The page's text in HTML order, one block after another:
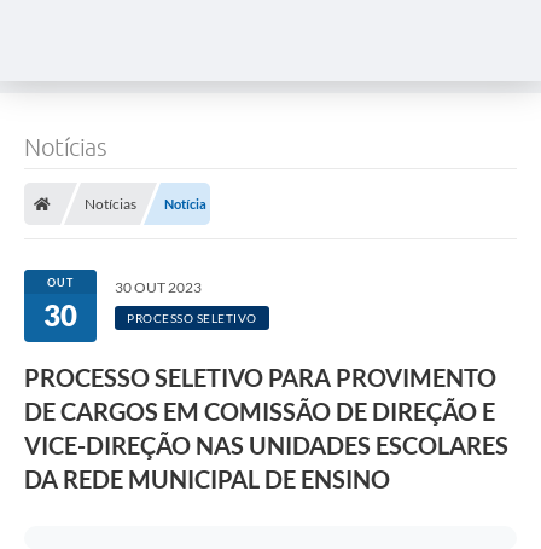
Notícias
Notícias Notícia
OUT
30
30 OUT 2023
PROCESSO SELETIVO
PROCESSO SELETIVO PARA PROVIMENTO
DE CARGOS EM COMISSÃO DE DIREÇÃO E
VICE-DIREÇÃO NAS UNIDADES ESCOLARES
DA REDE MUNICIPAL DE ENSINO